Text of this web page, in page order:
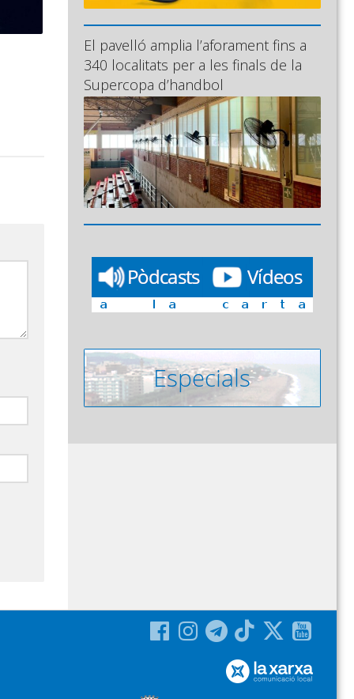
El pavelló amplia l’aforament fins a
340 localitats per a les finals de la
Supercopa d’handbol